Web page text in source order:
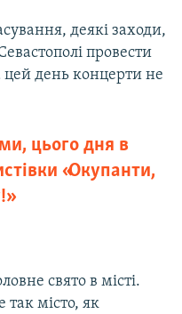
деякі заходи,
провести
цей день концерти не
цього дня в
«Окупанти,
свято в місті.
так місто, як